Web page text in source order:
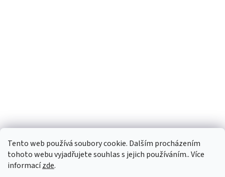
Tento web používá soubory cookie. Dalším procházením
tohoto webu vyjadřujete souhlas s jejich používáním.. Více
informacízde.